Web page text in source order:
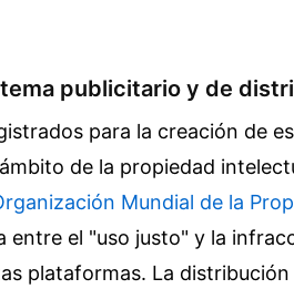
publicitario y de
para la creación de
de la propiedad
Mundial de la
entre el "uso justo" y la
plataformas. La